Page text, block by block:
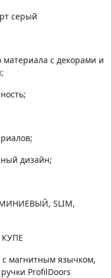
серый
материала с декорами и
дизайн;
SLIM,
КУПЕ
с магнитным язычком,
ProfilDoors